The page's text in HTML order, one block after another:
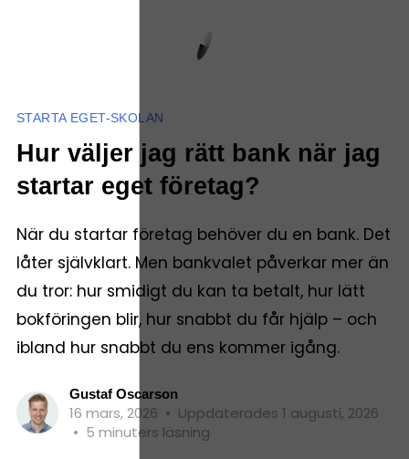
STARTA EGET-SKOLAN
Hur väljer jag rätt bank när jag
startar eget företag?
När du startar företag behöver du en bank. Det
låter självklart. Men bankvalet påverkar mer än
du tror: hur smidigt du kan ta betalt, hur lätt
bokföringen blir, hur snabbt du får hjälp – och
ibland hur snabbt du ens kommer igång.
Gustaf Oscarson
16 mars, 2026 • Uppdaterades 1 augusti, 2026
• 5 minuters läsning